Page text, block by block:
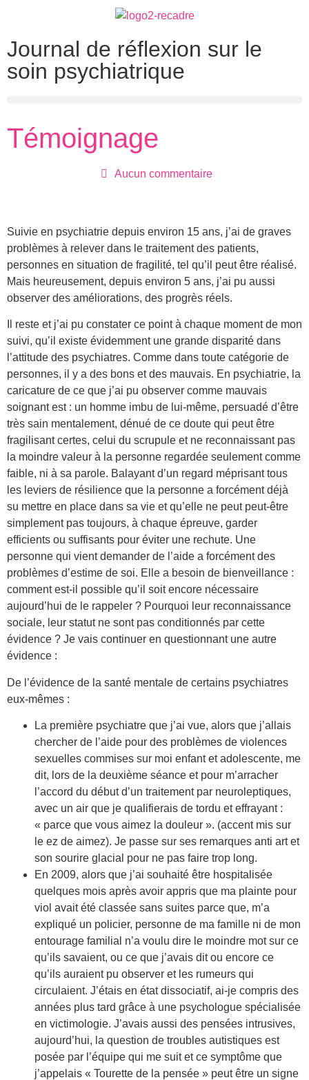
Journal de réflexion sur le
soin psychiatrique
Témoignage
Aucun commentaire
Suivie en psychiatrie depuis environ 15 ans, j’ai de graves
problèmes à relever dans le traitement des patients,
personnes en situation de fragilité, tel qu’il peut être réalisé.
Mais heureusement, depuis environ 5 ans, j’ai pu aussi
observer des améliorations, des progrès réels.
Il reste et j’ai pu constater ce point à chaque moment de mon
suivi, qu’il existe évidemment une grande disparité dans
l’attitude des psychiatres. Comme dans toute catégorie de
personnes, il y a des bons et des mauvais. En psychiatrie, la
caricature de ce que j’ai pu observer comme mauvais
soignant est : un homme imbu de lui-même, persuadé d’être
très sain mentalement, dénué de ce doute qui peut être
fragilisant certes, celui du scrupule et ne reconnaissant pas
la moindre valeur à la personne regardée seulement comme
faible, ni à sa parole. Balayant d’un regard méprisant tous
les leviers de résilience que la personne a forcément déjà
su mettre en place dans sa vie et qu’elle ne peut peut-être
simplement pas toujours, à chaque épreuve, garder
efficients ou suffisants pour éviter une rechute. Une
personne qui vient demander de l’aide a forcément des
problèmes d’estime de soi. Elle a besoin de bienveillance :
comment est-il possible qu’il soit encore nécessaire
aujourd’hui de le rappeler ? Pourquoi leur reconnaissance
sociale, leur statut ne sont pas conditionnés par cette
évidence ? Je vais continuer en questionnant une autre
évidence :
De l’évidence de la santé mentale de certains psychiatres
eux-mêmes :
La première psychiatre que j’ai vue, alors que j’allais
chercher de l’aide pour des problèmes de violences
sexuelles commises sur moi enfant et adolescente, me
dit, lors de la deuxième séance et pour m’arracher
l’accord du début d’un traitement par neuroleptiques,
avec un air que je qualifierais de tordu et effrayant :
« parce que vous aimez la douleur ». (accent mis sur
le ez de aimez). Je passe sur ses remarques anti art et
son sourire glacial pour ne pas faire trop long.
En 2009, alors que j’ai souhaité être hospitalisée
quelques mois après avoir appris que ma plainte pour
viol avait été classée sans suites parce que, m’a
expliqué un policier, personne de ma famille ni de mon
entourage familial n’a voulu dire le moindre mot sur ce
qu’ils savaient, ou ce que j’avais dit ou encore ce
qu’ils auraient pu observer et les rumeurs qui
circulaient. J’étais en état dissociatif, ai-je compris des
années plus tard grâce à une psychologue spécialisée
en victimologie. J’avais aussi des pensées intrusives,
aujourd’hui, la question de troubles autistiques est
posée par l’équipe qui me suit et ce symptôme que
j’appelais « Tourette de la pensée » peut être un signe